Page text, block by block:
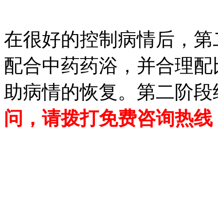
在很好的控制病情后，
配合中药药浴，并合理
助病情的恢复。第二阶
问，请拨打免费咨询热线